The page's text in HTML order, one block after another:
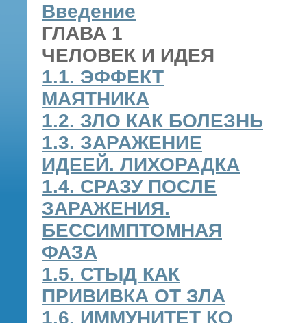
Введение
ГЛАВА 1
ЧЕЛОВЕК И ИДЕЯ
1.1. ЭФФЕКТ
МАЯТНИКА
1.2. ЗЛО КАК БОЛЕЗНЬ
1.3. ЗАРАЖЕНИЕ
ИДЕЕЙ. ЛИХОРАДКА
1.4. СРАЗУ ПОСЛЕ
ЗАРАЖЕНИЯ.
БЕССИМПТОМНАЯ
ФАЗА
1.5. СТЫД КАК
ПРИВИВКА ОТ ЗЛА
1.6. ИММУНИТЕТ КО